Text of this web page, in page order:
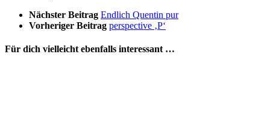
Nächster Beitrag Endlich Quentin pur
Vorheriger Beitrag perspective ‚P‘
Für dich vielleicht ebenfalls interessant …